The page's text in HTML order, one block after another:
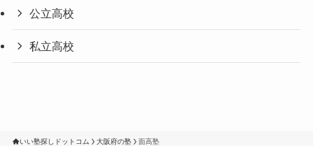
公立高校
私立高校
いい塾探しドットコム 大阪府の塾 面高塾